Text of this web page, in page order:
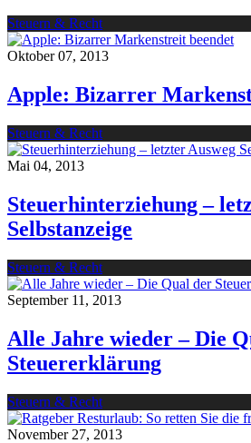
Steuern & Recht
Oktober 07, 2013
Apple: Bizarrer
Steuern & Recht
Mai 04, 2013
Steuerhinterziehung –
Selbstanzeige
Steuern & Recht
September 11, 2013
Alle Jahre wieder – Die
Steuererklärung
Steuern & Recht
November 27, 2013